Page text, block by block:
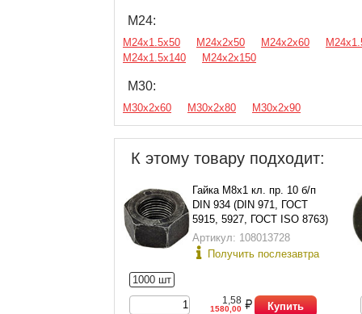
М24:
М24х1.5х50 М24х2х50 М24х2х60
М24х1.5х140
М24х2х150
М30:
М30х2х60 М30х2х80 М30х2х90
К этому товару подходит:
Гайка М8х1 кл. пр. 10 б/п
DIN 934 (DIN 971, ГОСТ
5915, 5927, ГОСТ ISO 8763)
Артикул: 108013728
Получить послезавтра
1000 шт
1,58
1580,00 Купить